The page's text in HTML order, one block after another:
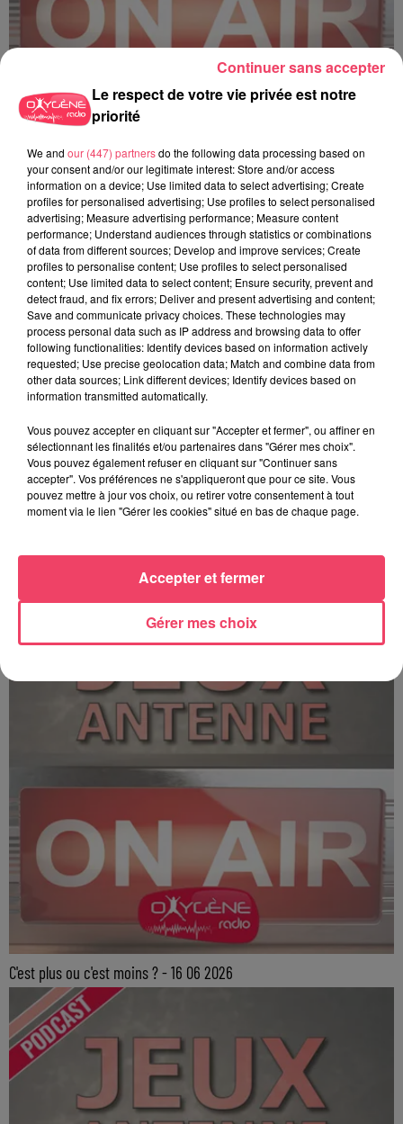
C'est plus ou c'est moins ? - 17 06 2026
C'est plus ou c'est moins ? - 16 06 2026
Le respect de votre vie privée est notre
priorité
We and our (447) partnersdo the following data processing based on
your consent and/or our legitimate interest: Store and/or access
information on a device; Use limited data to select advertising; Create
profiles for personalised advertising; Use profiles to select personalised
advertising; Measure advertising performance; Measure content
performance; Understand audiences through statistics or combinations
of data from different sources; Develop and improve services; Create
profiles to personalise content; Use profiles to select personalised
content; Use limited data to select content; Ensure security, prevent and
detect fraud, and fix errors; Deliver and present advertising and content;
Save and communicate privacy choices. These technologies may
process personal data such as IP address and browsing data to offer
following functionalities: Identify devices based on information actively
requested; Use precise geolocation data; Match and combine data from
other data sources; Link different devices; Identify devices based on
information transmitted automatically.
Vous pouvez accepter en cliquant sur "Accepter et fermer", ou affiner en
sélectionnant les finalités et/ou partenaires dans "Gérer mes choix".
Vous pouvez également refuser en cliquant sur "Continuer sans
accepter". Vos préférences ne s'appliqueront que pour ce site. Vous
pouvez mettre à jour vos choix, ou retirer votre consentement à tout
moment via le lien "Gérer les cookies" situé en bas de chaque page.
Gérer mes choix
Accepter et fermer
Continuer sans accepter